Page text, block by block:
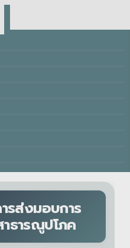
รส่งมอบการ
ธารณูปโภค